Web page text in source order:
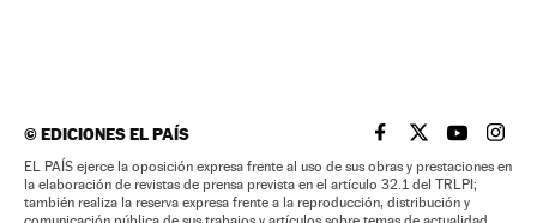
©EDICIONES EL PAÍS EL PAÍS BRASIL EN
EL PAÍSEL PAÍS
EL
EL PAÍS ejerce la oposición expresa frente al uso de sus obras y prestaciones en
la elaboración de revistas de prensa prevista en el artículo 32.1 del TRLPI;
también realiza la reserva expresa frente a la reproducción, distribución y